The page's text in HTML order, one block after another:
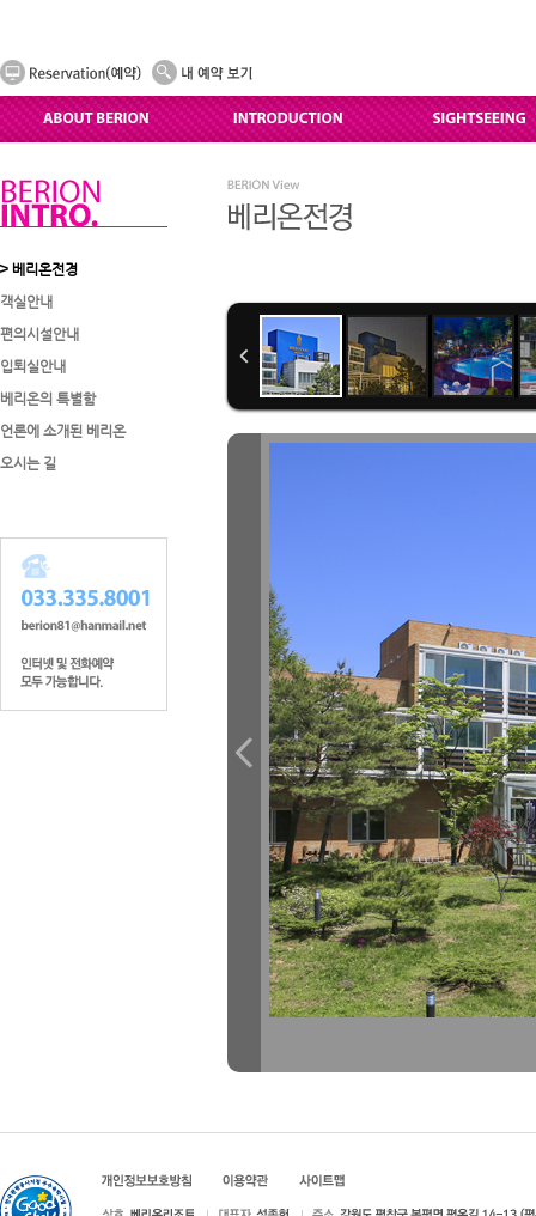
베리온전경
객실안내
편의시설안내
입퇴실안내
베리온의 특별함
언론에 소개된 베리온
오시는 길